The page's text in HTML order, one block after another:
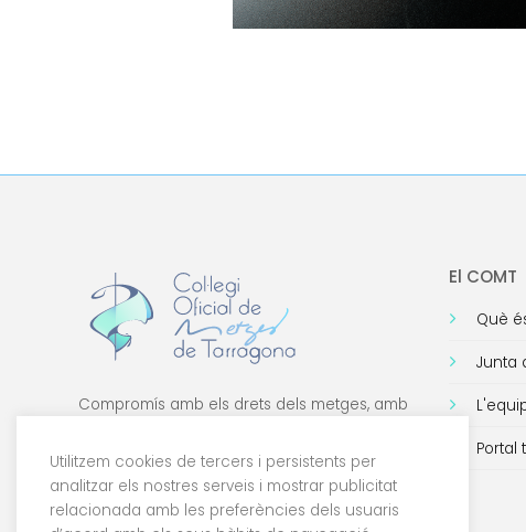
Compromís amb els drets dels metges, amb
El COMT
Què
Junta
Portal
Utilitzem cookies de tercers i persistents per
analitzar els nostres serveis i mostrar publicitat
relacionada amb les preferències dels usuaris